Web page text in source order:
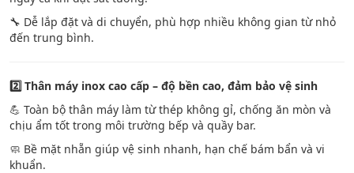
🔧 Dễ lắp đặt và di chuyển, phù hợp nhiều không gian từ nhỏ
đến trung bình.
2️Thân máy inox cao cấp – độ bền cao, đảm bảo vệ sinh
💪 Toàn bộ thân máy làm từ thép không gỉ, chống ăn mòn và
chịu ẩm tốt trong môi trường bếp và quầy bar.
🧼 Bề mặt nhẵn giúp vệ sinh nhanh, hạn chế bám bẩn và vi
khuẩn.